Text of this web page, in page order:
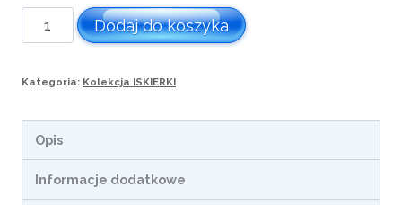
ilość
Motek
ISKIERKA
018
Dodaj do koszyka
Kategoria: Kolekcja ISKIERKI
Opis
Informacje dodatkowe